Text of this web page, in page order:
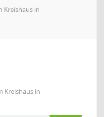
Kreishaus in
Kreishaus in